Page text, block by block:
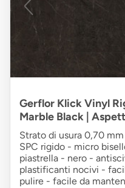
Gerflor Klick Vinyl
Marble Black |
Strato di usura 0,70
SPC rigido - micro
piastrella - nero -
plastificanti nocivi -
pulire - facile da